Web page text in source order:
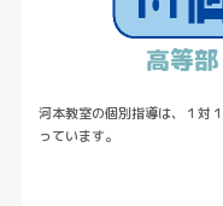
高等
河本教室の個別指導は、１対
っています。